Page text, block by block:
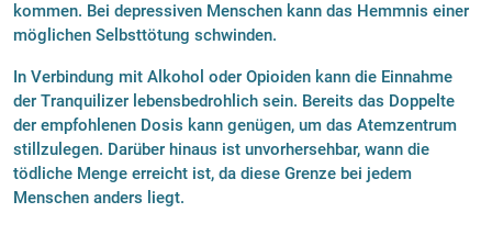
kommen. Bei depressiven Menschen kann das Hemmnis einer
möglichen Selbsttötung schwinden.
In Verbindung mit Alkohol oder Opioiden kann die Einnahme
der Tranquilizer lebensbedrohlich sein. Bereits das Doppelte
der empfohlenen Dosis kann genügen, um das Atemzentrum
stillzulegen. Darüber hinaus ist unvorhersehbar, wann die
tödliche Menge erreicht ist, da diese Grenze bei jedem
Menschen anders liegt.